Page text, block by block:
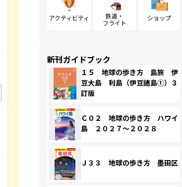
アクティビティ
鉄道・
フライト
ショップ
新刊ガイドブック
１５ 地球の歩き方 島旅 伊
豆大島 利島（伊豆諸島①）３
訂版
Ｃ０２ 地球の歩き方 ハワイ
島 ２０２７～２０２８
Ｊ３３ 地球の歩き方 墨田区